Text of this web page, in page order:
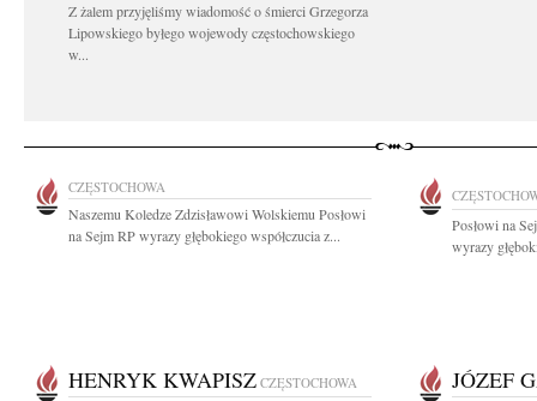
Z żalem przyjęliśmy wiadomość o śmierci Grzegorza
Lipowskiego byłego wojewody częstochowskiego
w...
CZĘSTOCHOWA
Naszemu Koledze Zdzisławowi Wolskiemu Posłowi
na Sejm RP wyrazy głębokiego współczucia z...
Posłowi na
wyrazy
HENRYK KWAPISZ CZĘSTOCHOWA JÓZEF